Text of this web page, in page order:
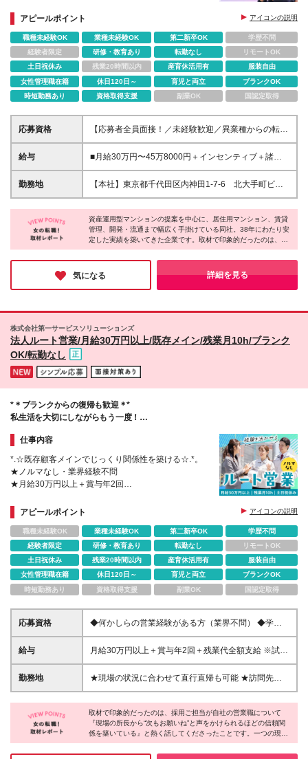
★成果が、昇給・昇格につながる仕組みあり
アピールポイント アイコンの説明
職種未経験OK 業種未経験OK 第二新卒OK
学歴不問
経験者限定
研修・教育あり 転勤なし
リモートOK
土日祝休み
残業20時間以内 産育休活用有
服装自由
女性管理職在籍
休日120日～ 育児と両立
ブランクOK
時短勤務あり
資格取得支援 副業OK 国認定取得
応募資格
【応募者全員面接！／未経験歓迎／異業種からの転職
OK】 *業界の知識は⼀切不要 *第⼆新卒歓迎 *社会⼈
デビューも応援 *短⼤・専⾨卒以上 ＼こんな⽅を求め
分から積極的に動ける⽅ □責任をもって仕事に向き合
える⽅ □チームワークを⼤事にできる⽅ 正当な評価、
す。 「もっと評価されたい」 「頑張りを認めてもら
いたい」 「やった分だけ還元してほしい」 そんな思
いを、当社で解消しませんか？
給与
■⽉給30万円〜45万8000円＋インセンティブ＋諸⼿
当 ※上記⾦額は、最低保証額です。 ※経験・スキルを
考慮の上、優遇いたします。 ※固定残業代として
間は30h程度です。 ■報奨⾦制度あり 成約1件ごと
にインセンティブを⽀給 ■昇給：年2回
勤務地
【本社】東京都千代⽥区内神⽥1-7-6 北⼤⼿町ビル
★転勤なし ★駅チカのオフィス
資産運用型マンションの提案を中心に、居住用マンション、賃貸
管理、開発・流通まで幅広く手掛けている同社。38年にわたり安
定した実績を築いてきた企業です。取材で印象的だったのは、安
定基盤だけでなく、社員同士の距離の近さ。営業も事務も周囲と
連携しながら進める場面が多く、相談しやすい雰囲気がありまし
た。「安定企業で腰を据えて働きたい」「人と関わりながら成長
したい」方に合う会社です。
気になる 詳細を見る
株式会社第一サービスソリューションズ
法人ルート営業/月給30万円以上/既存メイン/残業月10h/ブランク
OK/転勤なし
*＊ブランクからの復帰も歓迎＊*
私生活を大切にしながらもう一度！
仕事内容
*.☆既存顧客メインでじっくり関係性を築ける☆.*。
★ノルマなし・業界経験不問
★月給30万円以上＋賞与年2回
★アクセス良好な本社勤務で転勤なし
アピールポイント アイコンの説明
職種未経験OK 業種未経験OK 第二新卒OK
学歴不問
経験者限定
研修・教育あり 転勤なし
リモートOK
土日祝休み
残業20時間以内 産育休活用有
服装自由
女性管理職在籍
休日120日～ 育児と両立
ブランクOK
時短勤務あり
資格取得支援 副業OK 国認定取得
応募資格
◆何かしらの営業経験がある方（業界不問） ◆学歴
不問 ＜こんな方にオススメ＞ ・営業の経験を活かし
たい方 ・法人営業にチャレンジしたい方 ・ガツガツ
給与
月給30万円以上＋賞与年2回＋残業代全額支給 ※試
用・研修期間（2カ月）、期間中の条件は変わりませ
ん ◇交通費別途支給 ◇時間外手当支給 ◇昇給 ※60歳
勤務地
★現場の状況に合わせて直行直帰も可能 ★訪問先は
クライアントのオフィスや、各建設現場 ■東京本社 東
京都港区西新橋1-6-13 柏屋ビル6階 (変更の範囲)上
記を除く当社関連勤務地
取材で印象的だったのは、採用ご担当が自社の営業職について
『現場の所長から“次もお願いね”と声をかけられるほどの信頼関
係を築いている』と熱く話してくださったことです。一つの現場
で終わらず、信頼が次の仕事につながっていく。その姿を誇らし
げに語る表情から、同社の営業の魅力が伝わってきました。人と